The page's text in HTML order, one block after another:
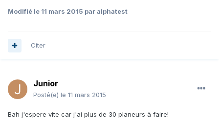
Modifié le 11 mars 2015 par alphatest
Citer
Junior
Posté(e) le 11 mars 2015
Bah j'espere vite car j'ai plus de 30 planeurs à faire!